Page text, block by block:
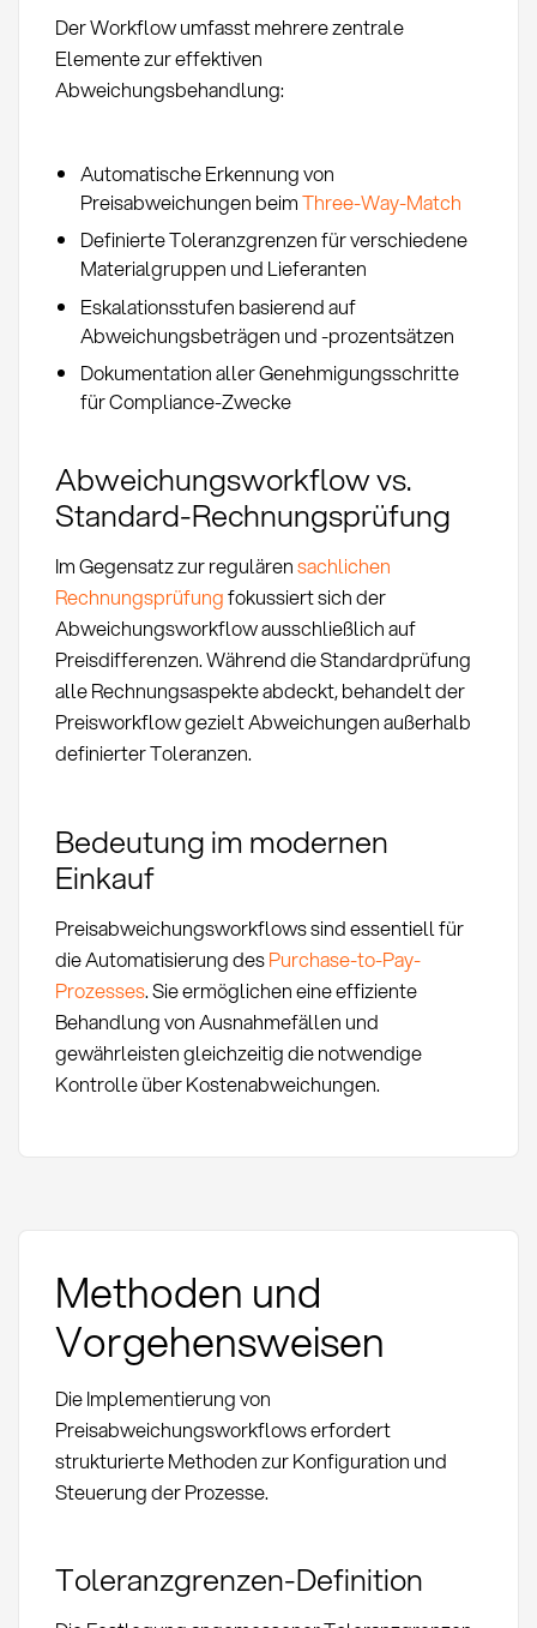
Der Workflow umfasst mehrere zentrale
Elemente zur effektiven
Abweichungsbehandlung:
Automatische Erkennung von
Preisabweichungen beimThree-Way-Match
Definierte Toleranzgrenzen für verschiedene
Materialgruppen und Lieferanten
Eskalationsstufen basierend auf
Abweichungsbeträgen und -prozentsätzen
Dokumentation aller Genehmigungsschritte
für Compliance-Zwecke
Abweichungsworkflow vs.
Standard-Rechnungsprüfung
Im Gegensatz zur regulärensachlichen
Rechnungsprüfungfokussiert sich der
Abweichungsworkflow ausschließlich auf
Preisdifferenzen. Während die Standardprüfung
alle Rechnungsaspekte abdeckt, behandelt der
Preisworkflow gezielt Abweichungen außerhalb
definierter Toleranzen.
Bedeutung im modernen
Einkauf
Preisabweichungsworkflows sind essentiell für
die Automatisierung desPurchase-to-Pay-
Prozesses. Sie ermöglichen eine effiziente
Behandlung von Ausnahmefällen und
gewährleisten gleichzeitig die notwendige
Kontrolle über Kostenabweichungen.
Methoden und
Vorgehensweisen
Die Implementierung von
Preisabweichungsworkflows erfordert
strukturierte Methoden zur Konfiguration und
Steuerung der Prozesse.
Toleranzgrenzen-Definition